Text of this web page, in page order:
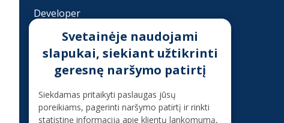
Developer
Įkainiai
Finansinis sukčiavimas
Konsultacija telefonu
+37070080075
Svetainėje naudojami
slapukai, siekiant užtikrinti
geresnę naršymo patirtį
Siekdamas pritaikyti paslaugas jūsų
poreikiams, pagerinti naršymo patirtį ir rinkti
statistinę informaciją apie klientų lankomumą,